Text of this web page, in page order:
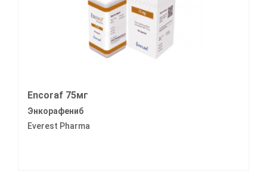
Encoraf 75мг
Энкорафениб
Everest Pharma